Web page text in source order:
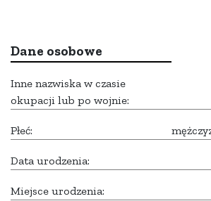
Dane osobowe
Inne nazwiska w czasie
okupacji lub po wojnie:
Płeć:
Data urodzenia:
Miejsce urodzenia: